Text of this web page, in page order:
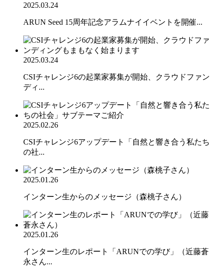
2025.03.24
ARUN Seed 15周年記念アラムナイイベントを開催...
2025.03.24
CSIチャレンジ6の起業家募集が開始、クラウドファン
ディ...
2025.02.26
CSIチャレンジ6アップデート「自然と響き合う私たち
の社...
2025.01.26
インターン生からのメッセージ（森桃子さん）
2025.01.26
インターン生のレポート「ARUNでの学び」（近藤蒼
永さん...